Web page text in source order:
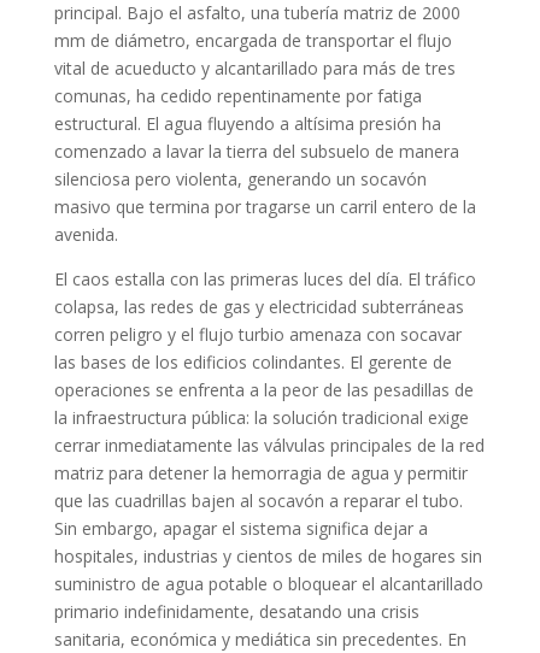
principal. Bajo el asfalto, una tubería matriz de 2000
mm de diámetro, encargada de transportar el flujo
vital de acueducto y alcantarillado para más de tres
comunas, ha cedido repentinamente por fatiga
estructural. El agua fluyendo a altísima presión ha
comenzado a lavar la tierra del subsuelo de manera
silenciosa pero violenta, generando un socavón
masivo que termina por tragarse un carril entero de la
avenida.
El caos estalla con las primeras luces del día. El tráfico
colapsa, las redes de gas y electricidad subterráneas
corren peligro y el flujo turbio amenaza con socavar
las bases de los edificios colindantes. El gerente de
operaciones se enfrenta a la peor de las pesadillas de
la infraestructura pública: la solución tradicional exige
cerrar inmediatamente las válvulas principales de la red
matriz para detener la hemorragia de agua y permitir
que las cuadrillas bajen al socavón a reparar el tubo.
Sin embargo, apagar el sistema significa dejar a
hospitales, industrias y cientos de miles de hogares sin
suministro de agua potable o bloquear el alcantarillado
primario indefinidamente, desatando una crisis
sanitaria, económica y mediática sin precedentes. En